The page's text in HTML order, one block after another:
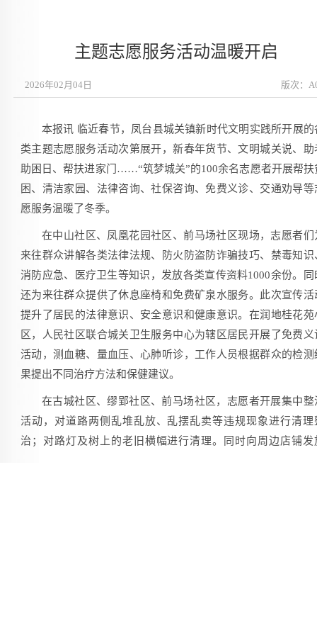
主题志愿服务活动温暖开启
版次：
2026年02月04日
本报讯 临近春节，凤台县城关镇新时代文明实践所开展的
类主题志愿服务活动次第展开，新春年货节、文明城关说、助
助困日、帮扶进家门……“筑梦城关”的100余名志愿者开展帮扶
困、清洁家园、法律咨询、社保咨询、免费义诊、交通劝导等
愿服务温暖了冬季。
在中山社区、凤凰花园社区、前马场社区现场，志愿者们
来往群众讲解各类法律法规、防火防盗防诈骗技巧、禁毒知识
消防应急、医疗卫生等知识，发放各类宣传资料1000余份。同
还为来往群众提供了休息座椅和免费矿泉水服务。此次宣传活
提升了居民的法律意识、安全意识和健康意识。在润地桂花苑
区，人民社区联合城关卫生服务中心为辖区居民开展了免费义
活动，测血糖、量血压、心肺听诊，工作人员根据群众的检测
果提出不同治疗方法和保健建议。
在古城社区、缪郢社区、前马场社区，志愿者开展集中整
活动，对道路两侧乱堆乱放、乱摆乱卖等违规现象进行清理
治；对路灯及树上的老旧横幅进行清理。同时向周边店铺发